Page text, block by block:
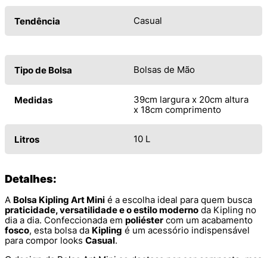
Tendência Casual
Tipo de Bolsa Bolsas de Mão
Medidas
39cm largura x 20cm altura
x 18cm comprimento
Litros 10 L
Detalhes:
A Bolsa Kipling Art Mini é a escolha ideal para quem busca
praticidade, versatilidade e o estilo moderno da Kipling no
dia a dia. Confeccionada em poliéster com um acabamento
fosco, esta bolsa da Kipling é um acessório indispensável
para compor looks Casual.